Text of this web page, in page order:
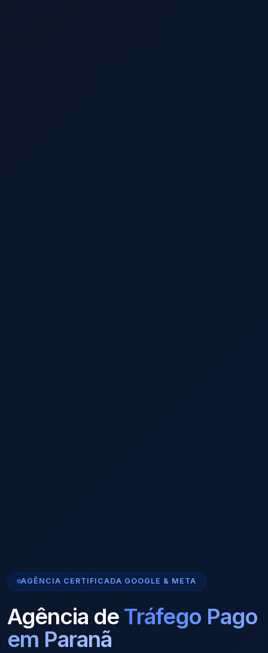
AGÊNCIA CERTIFICADA GOOGLE & META
Agência de Tráfego Pago
em Paranã